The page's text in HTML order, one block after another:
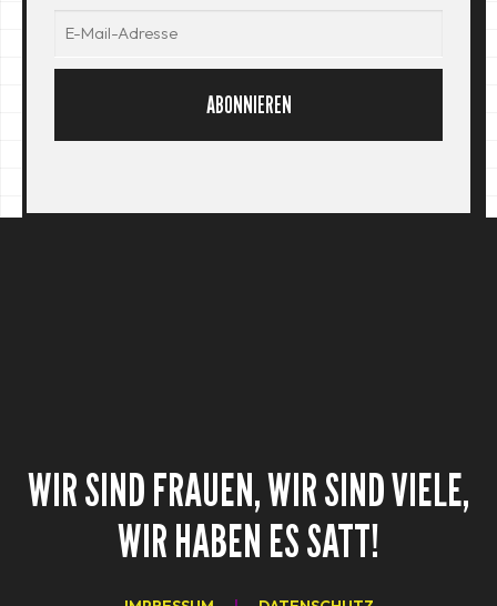
ABONNIEREN
WIR SIND FRAUEN, WIR SIND VIELE,
WIR HABEN ES SATT!